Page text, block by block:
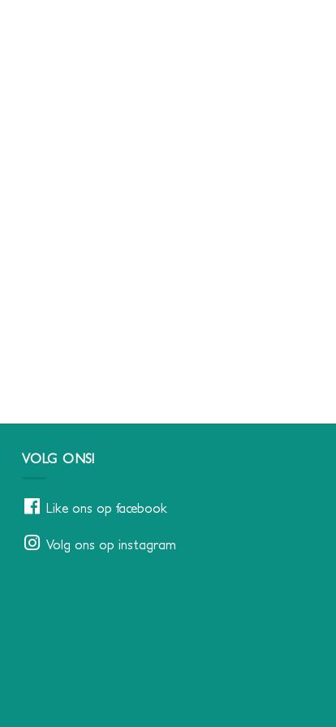
VOLG ONS!
Like ons op facebook
Volg ons op instagram